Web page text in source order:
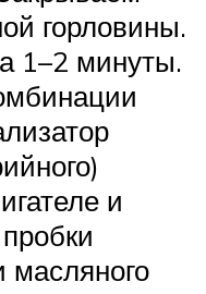
горловины.
1–2 минуты.
и
масляного